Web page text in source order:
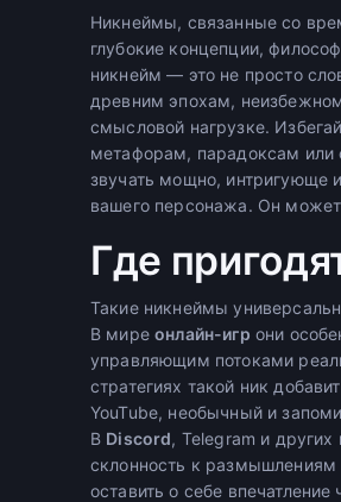
Никнеймы, связанные со
глубокие концепции,
никнейм — это не просто
древним эпохам,
смысловой нагрузке.
метафорам, парадоксам или
звучать мощно, интригующе
вашего персонажа. Он
Где
Такие никнеймы
В миреонлайн-игр они
управляющим потоками
стратегиях такой ник
YouTube, необычный и
В Discord, Telegram и
склонность к
оставить о себе